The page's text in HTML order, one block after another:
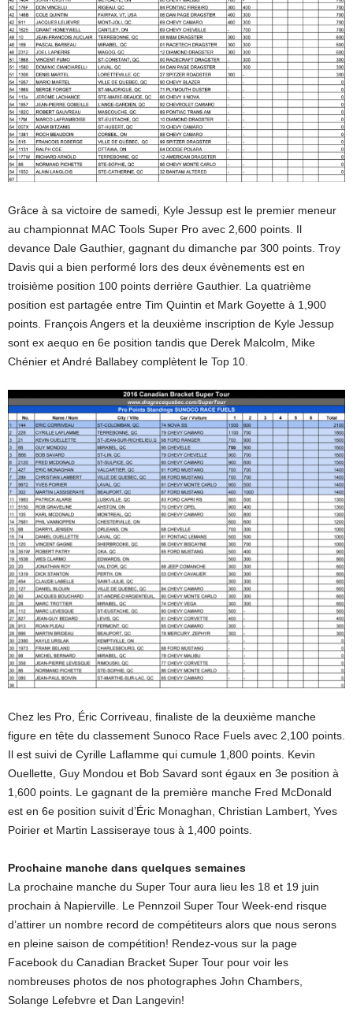
Grâce à sa victoire de samedi, Kyle Jessup est le premier meneur
au championnat MAC Tools Super Pro avec 2,600 points. Il
devance Dale Gauthier, gagnant du dimanche par 300 points. Troy
Davis qui a bien performé lors des deux évènements est en
troisième position 100 points derrière Gauthier. La quatrième
position est partagée entre Tim Quintin et Mark Goyette à 1,900
points. François Angers et la deuxième inscription de Kyle Jessup
sont ex aequo en 6e position tandis que Derek Malcolm, Mike
Chénier et André Ballabey complètent le Top 10.
Chez les Pro, Éric Corriveau, finaliste de la deuxième manche
figure en tête du classement Sunoco Race Fuels avec 2,100 points.
Il est suivi de Cyrille Laflamme qui cumule 1,800 points. Kevin
Ouellette, Guy Mondou et Bob Savard sont égaux en 3e position à
1,600 points. Le gagnant de la première manche Fred McDonald
est en 6e position suivit d’Éric Monaghan, Christian Lambert, Yves
Poirier et Martin Lassiseraye tous à 1,400 points.
Prochaine manche dans quelques semaines
La prochaine manche du Super Tour aura lieu les 18 et 19 juin
prochain à Napierville. Le Pennzoil Super Tour Week-end risque
d’attirer un nombre record de compétiteurs alors que nous serons
en pleine saison de compétition! Rendez-vous sur la page
Facebook du Canadian Bracket Super Tour pour voir les
nombreuses photos de nos photographes John Chambers,
Solange Lefebvre et Dan Langevin!